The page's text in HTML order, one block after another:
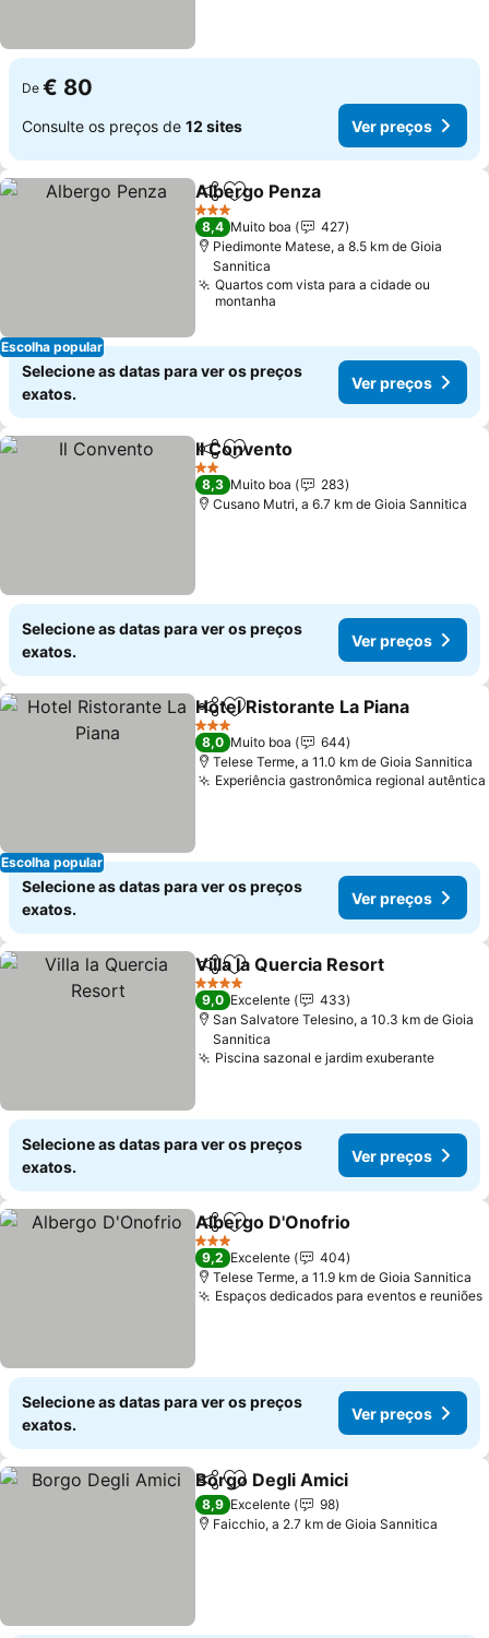
De € 80
Consulte os preços de 12 sites Ver preços
Escolha popular
PartilharAdicionar aos favoritos
Albergo Penza
3 Estrelas
8,4 Muito boa
427
Piedimonte Matese, a 8.5 km de Gioia
Sannitica
Quartos com vista para a cidade ou
montanha
Selecione as datas para ver os preços
exatos.
Ver preços
PartilharAdicionar aos favoritos
Il Convento
2 Estrelas
8,3 Muito boa
283
Cusano Mutri, a 6.7 km de Gioia Sannitica
Selecione as datas para ver os preços
exatos.
Ver preços
Escolha popular
PartilharAdicionar aos favoritos
Hotel Ristorante La Piana
3 Estrelas
8,0 Muito boa
644
Telese Terme, a 11.0 km de Gioia Sannitica
Experiência gastronômica regional autêntica
Selecione as datas para ver os preços
exatos.
Ver preços
PartilharAdicionar aos favoritos
Villa la Quercia Resort
4 Estrelas
9,0 Excelente
433
San Salvatore Telesino, a 10.3 km de Gioia
Sannitica
Piscina sazonal e jardim exuberanteVer
Selecione as datas para ver os preços
exatos.
Ver preços
PartilharAdicionar aos favoritos
Albergo D'Onofrio
3 Estrelas
9,2 Excelente
404
Telese Terme, a 11.9 km de Gioia Sannitica
Espaços dedicados para eventos e reuniões
Selecione as datas para ver os preços
exatos.
Ver preços
PartilharAdicionar aos favoritos
Borgo Degli Amici
8,9 Excelente
98
Faicchio, a 2.7 km de Gioia Sannitica